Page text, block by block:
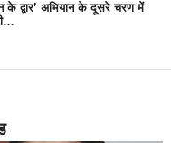
द्वार’ अभियान के दूसरे चरण में